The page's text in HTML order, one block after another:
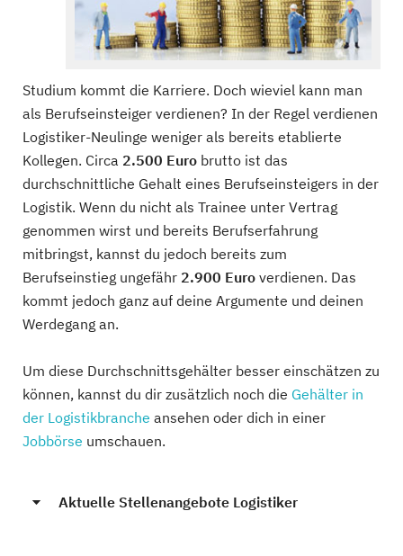
Studium kommt die Karriere. Doch wieviel kann man
als Berufseinsteiger verdienen? In der Regel verdienen
Logistiker-Neulinge weniger als bereits etablierte
Kollegen. Circa 2.500 Euro brutto ist das
durchschnittliche Gehalt eines Berufseinsteigers in der
Logistik. Wenn du nicht als Trainee unter Vertrag
genommen wirst und bereits Berufserfahrung
mitbringst, kannst du jedoch bereits zum
Berufseinstieg ungefähr 2.900 Euro verdienen. Das
kommt jedoch ganz auf deine Argumente und deinen
Werdegang an.
Um diese Durchschnittsgehälter besser einschätzen zu
können, kannst du dir zusätzlich noch die Gehälter in
der Logistikbranche ansehen oder dich in einer
Jobbörse umschauen.
Aktuelle Stellenangebote Logistiker